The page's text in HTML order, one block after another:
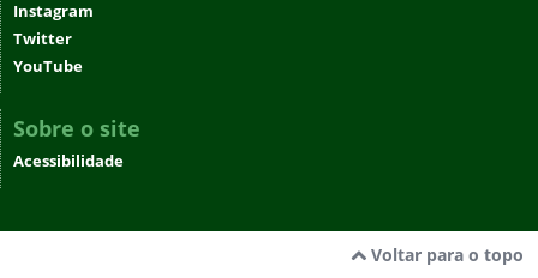
Instagram
Twitter
YouTube
Sobre o site
Acessibilidade
Voltar para o topo